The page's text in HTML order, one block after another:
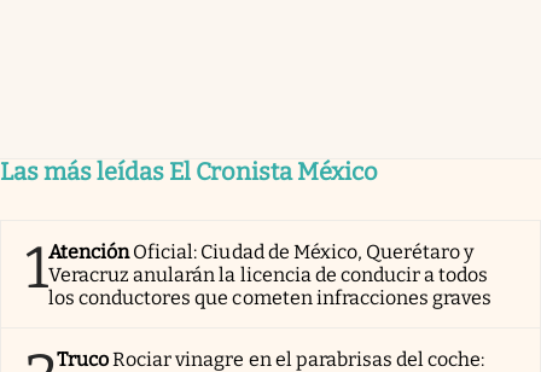
Las más leídas El Cronista México
1AtenciónOficial: Ciudad de México, Querétaro y
Veracruz anularán la licencia de conducir a todos
los conductores que cometen infracciones graves
TrucoRociar vinagre en el parabrisas del coche: